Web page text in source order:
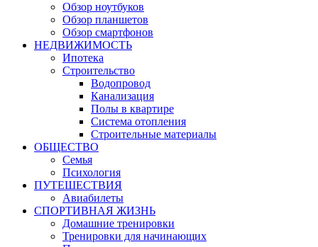
Обзор ноутбуков
Обзор планшетов
Обзор смартфонов
НЕДВИЖИМОСТЬ
Ипотека
Строительство
Водопровод
Канализация
Полы в квартире
Система отопления
Строительные материалы
ОБЩЕСТВО
Семья
Психология
ПУТЕШЕСТВИЯ
Авиабилеты
СПОРТИВНАЯ ЖИЗНЬ
Домашние тренировки
Тренировки для начинающих